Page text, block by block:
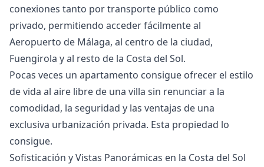
conexiones tanto por transporte público como
privado, permitiendo acceder fácilmente al
Aeropuerto de Málaga, al centro de la ciudad,
Fuengirola y al resto de la Costa del Sol.
Pocas veces un apartamento consigue ofrecer ‌el ‌estilo
‌de ‌vida ‌al aire libre de una ‌villa ‌sin ‌renunciar a la
‌comodidad, ‌la ‌seguridad ‌y las ‌ventajas de una
‌exclusiva ‌urbanización ‌privada. ‌Esta ‌propiedad ‌lo
‌consigue.
Sofisticación y Vistas Panorámicas en la Costa del Sol